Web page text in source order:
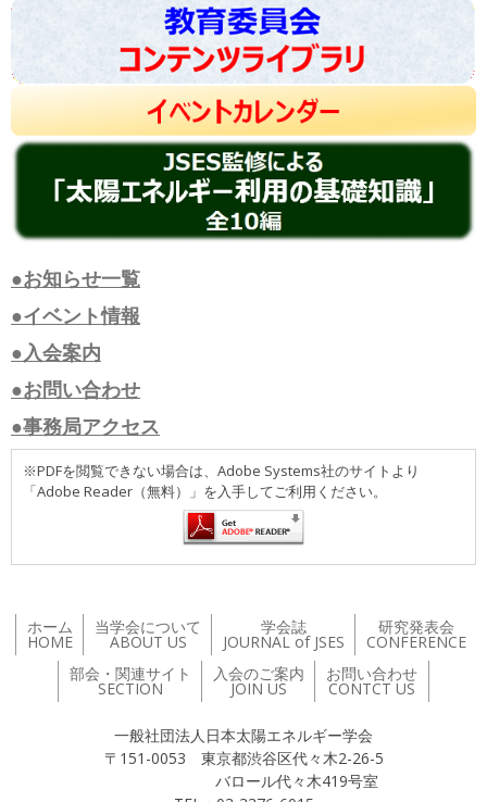
●お知らせ一覧
●イベント情報
●入会案内
●お問い合わせ
●事務局アクセス
※PDFを閲覧できない場合は、Adobe Systems社のサイトより
「Adobe Reader（無料）」を入手してご利用ください。
ホーム
HOME
当学会について
ABOUT US
学会誌
JOURNAL of JSES
研究発表会
CONFERENCE
部会・関連サイト
SECTION
入会のご案内
JOIN US
お問い合わせ
CONTCT US
一般社団法人日本太陽エネルギー学会
〒151-0053 東京都渋谷区代々木2-26-5
バロール代々木419号室